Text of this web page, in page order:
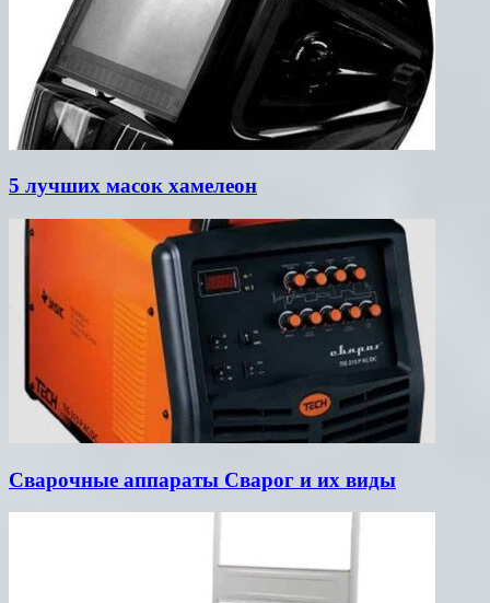
5 лучших масок хамелеон
Сварочные аппараты Сварог и их виды